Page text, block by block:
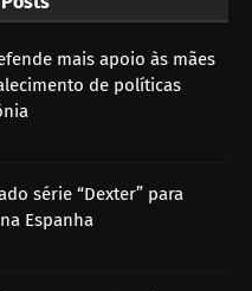
mais apoio às mães
de políticas
série “Dexter” para
Espanha